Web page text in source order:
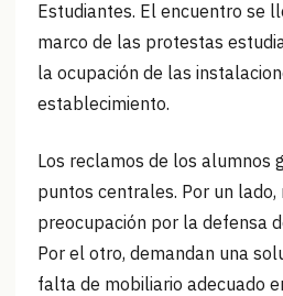
Estudiantes. El encuentro se
marco de las protestas
la ocupación de las
establecimiento.
Los reclamos de los alumnos
puntos centrales. Por un lado,
preocupación por la defensa
Por el otro, demandan una
falta de mobiliario adecuado